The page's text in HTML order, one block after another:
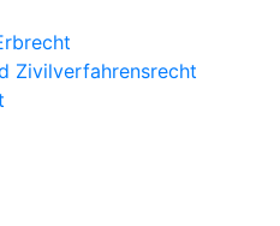
Zivilverfahrensrecht